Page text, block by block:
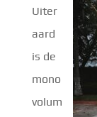
Uiter
aard
is de
mono
volum